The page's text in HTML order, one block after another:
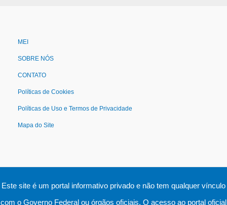
MEI
SOBRE NÓS
CONTATO
Políticas de Cookies
Políticas de Uso e Termos de Privacidade
Mapa do Site
Este site é um portal informativo privado e não tem qualquer vínculo
com o Governo Federal ou órgãos oficiais. O acesso ao portal oficial